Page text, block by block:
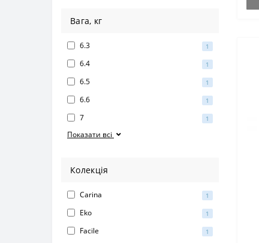
Вага, кг
6.3 1
6.4 1
6.5 1
6.6 1
7 1
Показати всі
Колекція
Carina 1
Eko 1
Facile 1